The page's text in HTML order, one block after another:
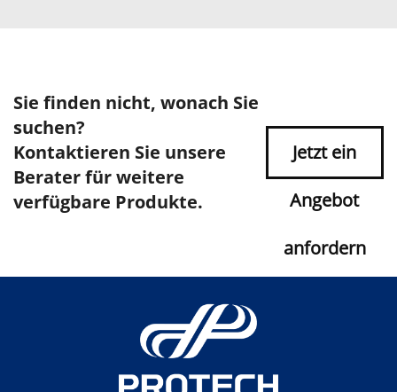
Sie finden nicht, wonach Sie
suchen?
Kontaktieren Sie unsere
Berater für weitere
verfügbare Produkte.
Jetzt ein
Angebot
anfordern